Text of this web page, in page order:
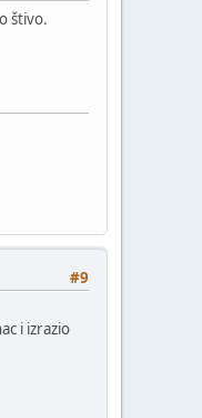
štivo.
#9
i izrazio